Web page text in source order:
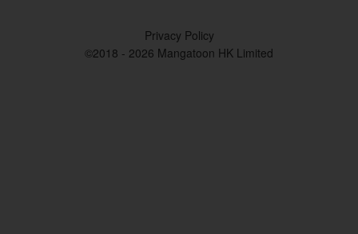
Privacy Policy
©2018 - 2026 Mangatoon HK Limited